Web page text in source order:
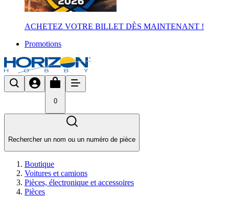
ACHETEZ VOTRE BILLET DÈS MAINTENANT !
Promotions
0
Rechercher un nom ou un numéro de pièce
Boutique
Voitures et camions
Pièces, électronique et accessoires
Pièces